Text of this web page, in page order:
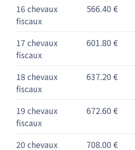
16 chevaux
fiscaux
566.40 €
17 chevaux
fiscaux
601.80 €
18 chevaux
fiscaux
637.20 €
19 chevaux
fiscaux
672.60 €
20 chevaux 708.00 €